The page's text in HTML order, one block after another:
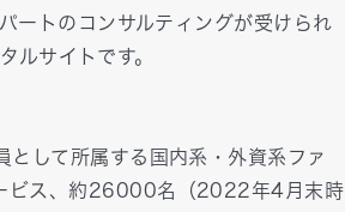
ートのコンサルティングが受けられ
サイトです。
して所属する国内系・外資系ファ
ビス、約26000名（2022年4月末時